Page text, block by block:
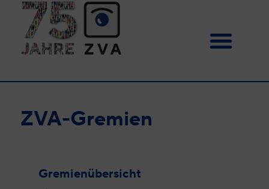
ZVA-Gremien
Gremienübersicht